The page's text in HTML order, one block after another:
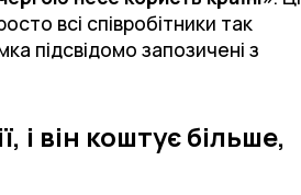
всі співробітники так
підсвідомо запозичені з
він коштує більше,